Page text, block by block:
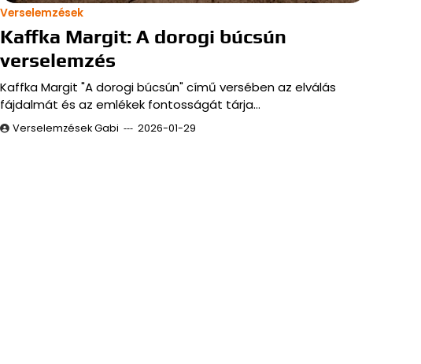
Verselemzések
Kaffka Margit: A dorogi búcsún
verselemzés
Kaffka Margit "A dorogi búcsún" című versében az elválás
fájdalmát és az emlékek fontosságát tárja…
Verselemzések Gabi 2026-01-29